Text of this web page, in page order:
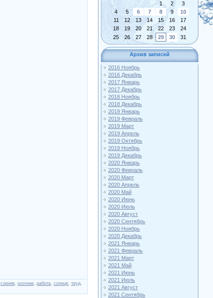
сорняк охотник работа солнце труд
1
2
3
4
5 6 7 8 9
10
11
12 13 14 15 16
17
18
19 20 21 22 23
24
25
26 27 28 29 30 31
Архив записей
2016 Ноябрь
2016 Декабрь
2017 Январь
2017 Декабрь
2018 Ноябрь
2018 Декабрь
2019 Январь
2019 Февраль
2019 Март
2019 Апрель
2019 Октябрь
2019 Ноябрь
2019 Декабрь
2020 Январь
2020 Февраль
2020 Март
2020 Апрель
2020 Май
2020 Июнь
2020 Июль
2020 Август
2020 Сентябрь
2020 Ноябрь
2020 Декабрь
2021 Январь
2021 Февраль
2021 Март
2021 Май
2021 Июнь
2021 Июль
2021 Август
2021 Сентябрь